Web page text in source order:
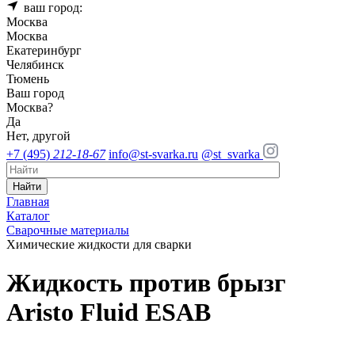
ваш город:
Москва
Москва
Екатеринбург
Челябинск
Тюмень
Ваш город
Москва?
Да
Нет, другой
+7 (495) 212-18-67 info@st-svarka.ru @st_svarka
Найти
Главная
Каталог
Сварочные материалы
Химические жидкости для сварки
Жидкость против брызг
Aristo Fluid ESAB